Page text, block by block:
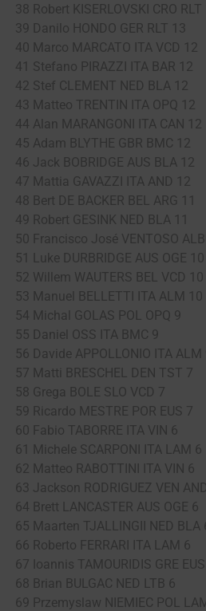
38 Robert KISERLOVSKI CRO RLT
39 Danilo HONDO GER RLT 13
40 Marco MARCATO ITA VCD 12
41 Stefano PIRAZZI ITA BAR 12
42 Stef CLEMENT NED BLA 12
43 Matteo TRENTIN ITA OPQ 12
44 Alan MARANGONI ITA CAN 12
45 Adam BLYTHE GBR BMC 12
46 Jack BOBRIDGE AUS BLA 12
47 Mattia GAVAZZI ITA AND 12
48 Bert DE BACKER BEL ARG 11
49 Robert GESINK NED BLA 11
50 Francisco José VENTOSO
51 Luke DURBRIDGE AUS OGE 10
52 Willem WAUTERS BEL VCD 10
53 Manuel BELLETTI ITA ALM 10
54 Michal GOLAS POL OPQ 9
55 Daniel OSS ITA BMC 9
56 Davide APPOLLONIO ITA ALM
57 Matti BRESCHEL DEN TST 7
58 Grega BOLE SLO VCD 7
59 Ricardo MESTRE POR EUS 7
60 Fabio TABORRE ITA VIN 6
61 Michele SCARPONI ITA LAM 6
62 Matteo RABOTTINI ITA VIN 6
63 Jackson RODRIGUEZ VEN
64 Brett LANCASTER AUS OGE 6
65 Maarten TJALLINGII NED BLA
66 Roberto FERRARI ITA LAM 6
67 Ioannis TAMOURIDIS GRE
68 Brian BULGAC NED LTB 6
69 Przemyslaw NIEMIEC POL